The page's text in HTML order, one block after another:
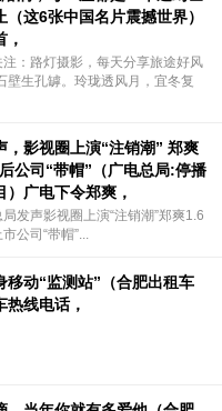
这6张中国名片震撼世界）
，
：路灯摄影，每天分享旅途好风
壁生孔罅。玲珑透风月，宜冬复
，影视圈上演“注销潮” 郑爽
公司“带帽”（广电总局:停播
广电下令郑爽，
发声影视圈上演“注销潮”郑爽1.6
公司“带帽”...
移动“监测站”（合肥出租车
热线电话，